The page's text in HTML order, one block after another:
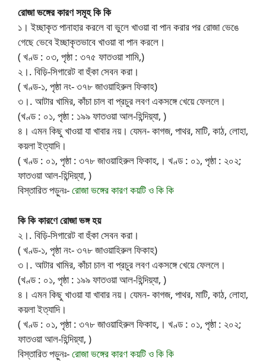
রোজা ভঙ্গের কারণ সমূহ কি কি
১। ইচ্ছাকৃত পানাহার করলে বা ভুলে খাওয়া বা পান করার পর রোজা ভেঙে
গেছে ভেবে ইচ্ছাকৃতভাবে খাওয়া বা পান করলে।
( খণ্ড : ০৩, পৃষ্ঠা : ৩৭৫ ফাতওয়া শামি,)
২।. বিড়ি-সিগারেট বা হুঁকা সেবন করা।
( খণ্ড-১, পৃষ্ঠা নং- ৩৭৮ জাওয়াহিরুল ফিকাহ)
৩।. আটার খামির, কাঁচা চাল বা প্রচুর লবণ একসঙ্গে খেয়ে ফেললে।
(খণ্ড : ০১, পৃষ্ঠা : ১৯৯ ফাতওয়া আল-হিন্দিয়্যা, )
৪। এমন কিছু খাওয়া যা খাবার নয়। যেমন- কাগজ, পাথর, মাটি, কাঠ, লোহা,
কয়লা ইত্যাদি।
( খণ্ড : ০১, পৃষ্ঠা : ৩৭৮ জাওয়াহিরুল ফিকাহ,। খণ্ড : ০১, পৃষ্ঠা : ২০২;
ফাতওয়া আল-হিন্দিয়্যা, )
বিস্তারিত পড়ুনঃ-রোজা ভঙ্গের কারণ কয়টি ও কি কি
কি কি কারণে রোজা ভঙ্গ হয়
২।. বিড়ি-সিগারেট বা হুঁকা সেবন করা।
( খণ্ড-১, পৃষ্ঠা নং- ৩৭৮ জাওয়াহিরুল ফিকাহ)
৩।. আটার খামির, কাঁচা চাল বা প্রচুর লবণ একসঙ্গে খেয়ে ফেললে।
(খণ্ড : ০১, পৃষ্ঠা : ১৯৯ ফাতওয়া আল-হিন্দিয়্যা, )
৪। এমন কিছু খাওয়া যা খাবার নয়। যেমন- কাগজ, পাথর, মাটি, কাঠ, লোহা,
কয়লা ইত্যাদি।
( খণ্ড : ০১, পৃষ্ঠা : ৩৭৮ জাওয়াহিরুল ফিকাহ,। খণ্ড : ০১, পৃষ্ঠা : ২০২;
ফাতওয়া আল-হিন্দিয়্যা, )
বিস্তারিত পড়ুনঃ-রোজা ভঙ্গের কারণ কয়টি ও কি কি